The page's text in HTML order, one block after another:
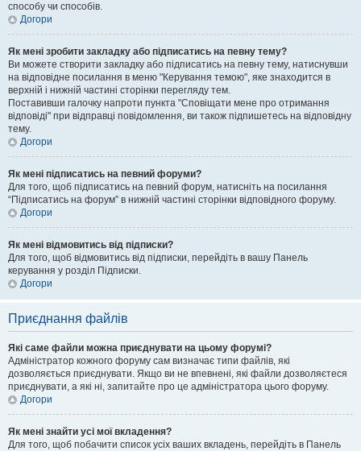
способу чи способів.
Догори
Як мені зробити закладку або підписатись на певну тему?
Ви можете створити закладку або підписатись на певну тему, натиснувши
на відповідне посилання в меню "Керування темою", яке знаходится в
верхній і нижній частині сторінки перегляду тем.
Поставивши галочку напроти пункта "Сповіщати мене про отримання
відповіді" при відправці повідомлення, ви також підпишетесь на відповідну
тему.
Догори
Як мені підписатись на певний форуми?
Для того, щоб підписатись на певний форум, натисніть на посилання
“Підписатись на форум” в нижній частині сторінки відповідного форуму.
Догори
Як мені відмовитись від підписки?
Для того, щоб відмовитись від підписки, перейдіть в вашу Панель
керування у розділ Підписки.
Догори
Приєднання файлів
Які саме файли можна приєднувати на цьому форумі?
Адміністратор кожного форуму сам визначає типи файлів, які
дозволяється приєднувати. Якщо ви не впевнені, які файли дозволяєтеся
приєднувати, а які ні, запитайте про це адміністратора цього форуму.
Догори
Як мені знайти усі мої вкладення?
Для того, щоб побачити список усіх ваших вкладень, перейдіть в Панель